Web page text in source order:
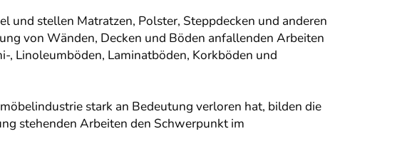
und stellen Matratzen, Polster, Steppdecken und anderen
von Wänden, Decken und Böden anfallenden Arbeiten
, Linoleumböden, Laminatböden, Korkböden und
stark an Bedeutung verloren hat, bilden die
stehenden Arbeiten den Schwerpunkt im